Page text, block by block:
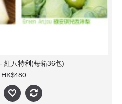
紅八特利(每箱36包)
HK$480